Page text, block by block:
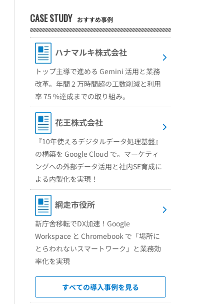
CASE STUDY おすすめ事例
ハナマルキ株式会社
トップ主導で進める Gemini 活用と業務
改革。年間 2 万時間超の工数削減と利用
率 75 %達成までの取り組み。
花王株式会社
『10年使えるデジタルデータ処理基盤』
の構築を Google Cloud で。マーケティ
ングへの外部データ活用と社内SE育成に
よる内製化を実現！
網走市役所
新庁舎移転でDX加速！Google
Workspace と Chromebook で「場所に
とらわれないスマートワーク」と業務効
率化を実現
すべての導入事例を見る